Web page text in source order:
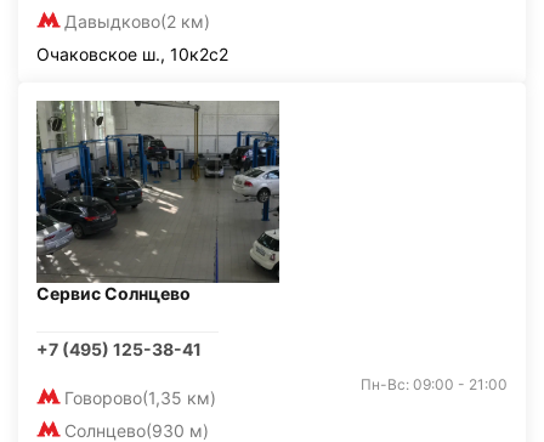
Давыдково(2 км)
Очаковское ш., 10к2с2
Сервис Солнцево
+7 (495) 125-38-41
Говорово(1,35 км)
Солнцево(930 м)
Пн-Вс: 09:00 - 21:00